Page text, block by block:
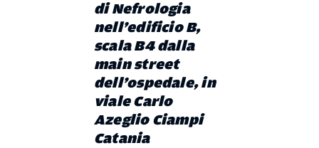
di Nefrologia
nell’edificio B,
scala B4 dalla
main street
dell’ospedale, in
viale Carlo
Azeglio Ciampi
Catania